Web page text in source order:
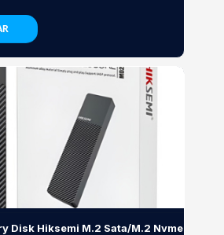
Disk Hiksemi M.2 Sata/M.2 Nvme